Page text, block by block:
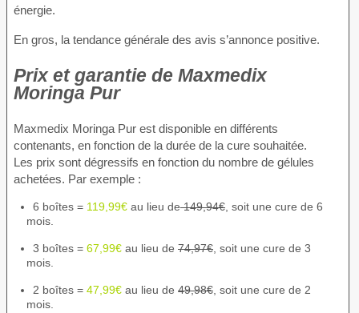
énergie.
En gros, la tendance générale des avis s’annonce positive.
Prix et garantie de Maxmedix
Moringa Pur
Maxmedix Moringa Pur est disponible en différents
contenants, en fonction de la durée de la cure souhaitée.
Les prix sont dégressifs en fonction du nombre de gélules
achetées. Par exemple :
6 boîtes = 119,99€ au lieu de149,94€ , soit une cure de 6
mois.
3 boîtes = 67,99€ au lieu de 74,97€ , soit une cure de 3
mois.
2 boîtes = 47,99€ au lieu de 49,98€ , soit une cure de 2
mois.